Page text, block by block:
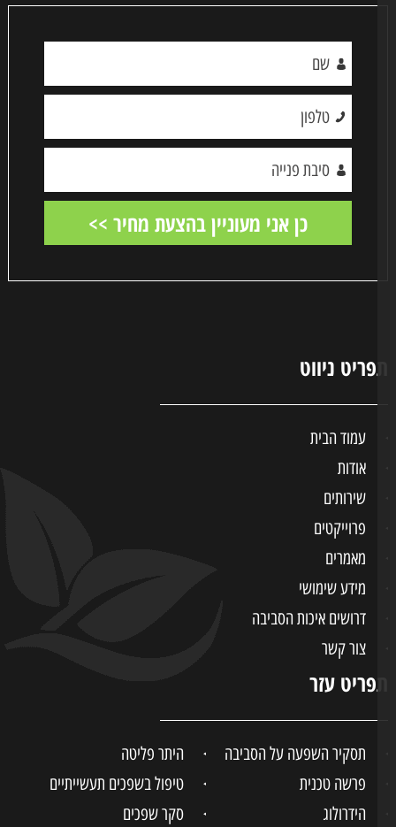
ניווט
עמוד הבית
אודות
שירותים
פרוייקטים
מאמרים
מידע שימושי
דרושים איכות הסביבה
צור קשר
עזר
תסקיר השפעה על הסביבה
היתר פליטה
פרשה טכנית
טיפול בשפכים תעשייתיים
הידרולוג
סקר שפכים